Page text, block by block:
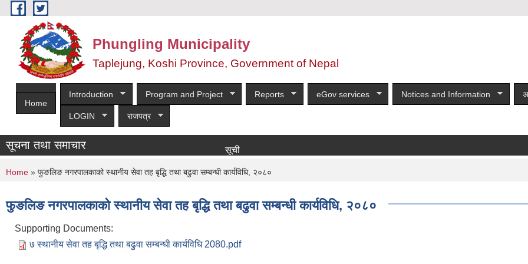
Skip to main content
Phungling Municipality
Taplejung, Koshi Province, Government of Nepal
Home
Introduction Program and Project Reports eGov services Notices and Information
LOGIN राजपत्र
सूचना तथा समाचार सूची दर्ता आह्वान सम्बन्धी सूचना!!!!!!!!!!
You are here
Home » फुङलिङ नगरपालकाको स्थानीय सेवा तह बृद्धि तथा बढुवा सम्बन्धी कार्यविधि, २०८०
फुङलिङ नगरपालकाको स्थानीय सेवा तह बृद्धि तथा बढुवा सम्बन्धी कार्यविधि, २०८०
Supporting Documents:
७ स्थानीय सेवा तह बृद्धि तथा बढुवा सम्बन्धी कार्यविधि 2080.pdf